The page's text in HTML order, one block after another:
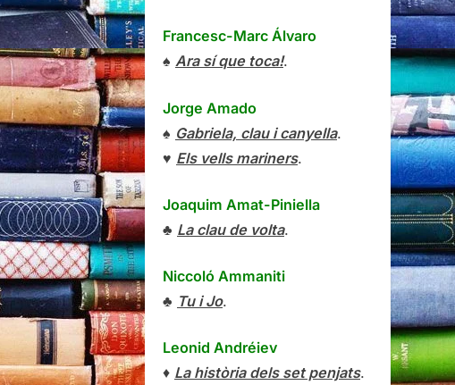
Francesc-Marc Álvaro
♠ Ara sí que toca!.
Jorge Amado
♠ Gabriela, clau i canyella.
♥ Els vells mariners.
Joaquim Amat-Piniella
♣ La clau de volta.
Niccoló Ammaniti
♣ Tu i Jo.
Leonid Andréiev
♦ La història dels set penjats.